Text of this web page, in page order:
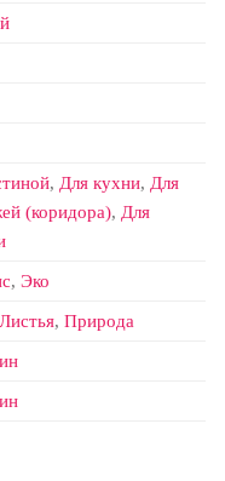
, Для кухни, Для
(коридора), Для
, Эко
Листья, Природа